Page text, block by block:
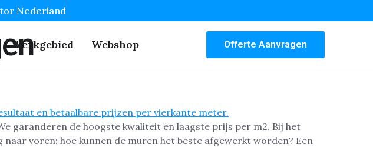
Nederland
Werkgebied Webshop Offerte Aanvragen
garanderen de hoogste kwaliteit en laagste prijs per m2. Bij het
voren: hoe kunnen de muren het beste afgewerkt worden? Een